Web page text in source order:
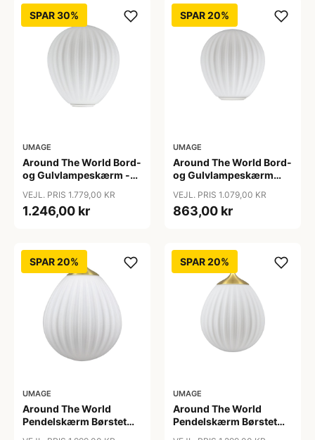
SPAR 30%
UMAGE
Around The World Bord-
og Gulvlampeskærm -
haves
VEJL. PRIS 1.779,00 KR
1.246,00 kr
SPAR 20%
UMAGE
Around The World Bord-
og Gulvlampeskærm
VEJL. PRIS 1.079,00 KR
863,00 kr
SPAR 20%
UMAGE
Around The World
Pendelskærm Børstet
SPAR 20%
UMAGE
Around The World
Pendelskærm Børstet